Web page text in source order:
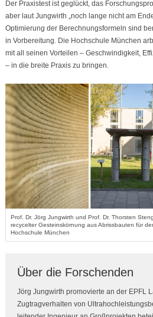
Der Praxistest ist geglückt, das
aber laut Jungwirth „noch lange nicht am
Optimierung der Berechnungsformeln sind
in Vorbereitung. Die Hochschule München
mit all seinen Vorteilen – Geschwindigkeit,
– in die breite Praxis zu bringen.
Prof. Dr. Jörg Jungwirth und Prof. Dr. Thorsten
recycelter Gesteinskörnung aus Abrissbauten für
Hochschule München
Über die Forschenden
Jörg Jungwirth promovierte an der EPFL
Zugtragverhalten von